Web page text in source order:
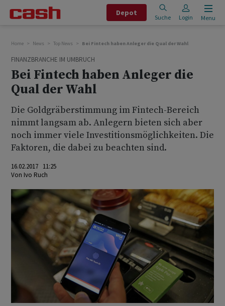
Depot
Suche Login Menu
Home News Top News Bei Fintech haben Anleger die Qual der Wahl
FINANZBRANCHE IM UMBRUCH
Bei Fintech haben Anleger die
Qual der Wahl
Die Goldgräberstimmung im Fintech-Bereich
nimmt langsam ab. Anlegern bieten sich aber
noch immer viele Investitionsmöglichkeiten. Die
Faktoren, die dabei zu beachten sind.
16.02.2017 11:25
Von Ivo Ruch